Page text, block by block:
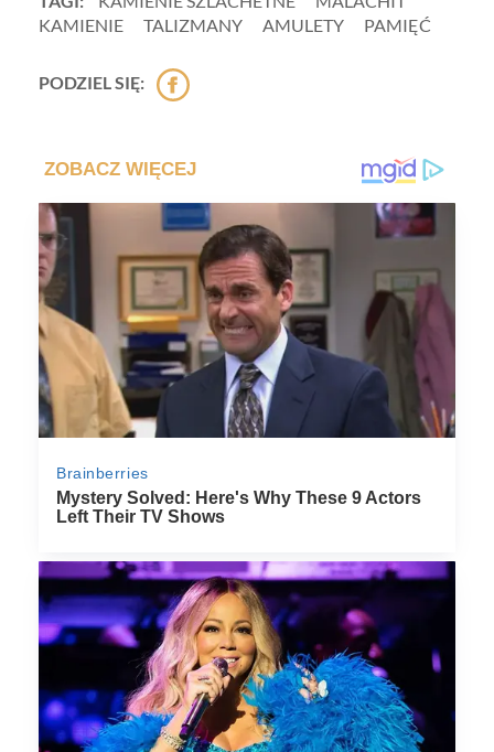
KAMIENIE
TALIZMANY AMULETY PAMIĘĆ
PODZIEL SIĘ: